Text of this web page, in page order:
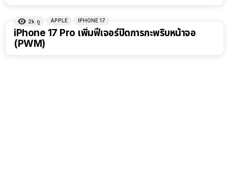
2k ดู APPLE IPHONE 17
iPhone 17 Pro เพิ่มฟีเจอร์ปิดการกะพริบหน้าจอ
(PWM)